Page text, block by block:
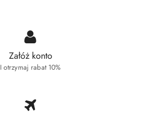
Załóż konto
I otrzymaj rabat 10%